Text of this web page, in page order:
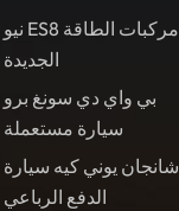
نيو ES8 مركبات الطاقة
الجديدة
بي واي دي سونغ برو
سيارة مستعملة
شانجان يوني كيه سيارة
الدفع الرباعي